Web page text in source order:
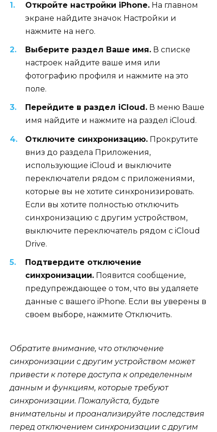
Откройте настройки iPhone. На главном
экране найдите значок Настройки и
нажмите на него.
Выберите раздел Ваше имя. В списке
настроек найдите ваше имя или
фотографию профиля и нажмите на это
поле.
Перейдите в раздел iCloud. В меню Ваше
имя найдите и нажмите на раздел iCloud.
Отключите синхронизацию. Прокрутите
вниз до раздела Приложения,
использующие iCloud и выключите
переключатели рядом с приложениями,
которые вы не хотите синхронизировать.
Если вы хотите полностью отключить
синхронизацию с другим устройством,
выключите переключатель рядом с iCloud
Drive.
Подтвердите отключение
синхронизации. Появится сообщение,
предупреждающее о том, что вы удаляете
данные с вашего iPhone. Если вы уверены в
своем выборе, нажмите Отключить.
Обратите внимание, что отключение
синхронизации с другим устройством может
привести к потере доступа к определенным
данным и функциям, которые требуют
синхронизации. Пожалуйста, будьте
внимательны и проанализируйте последствия
перед отключением синхронизации с другим